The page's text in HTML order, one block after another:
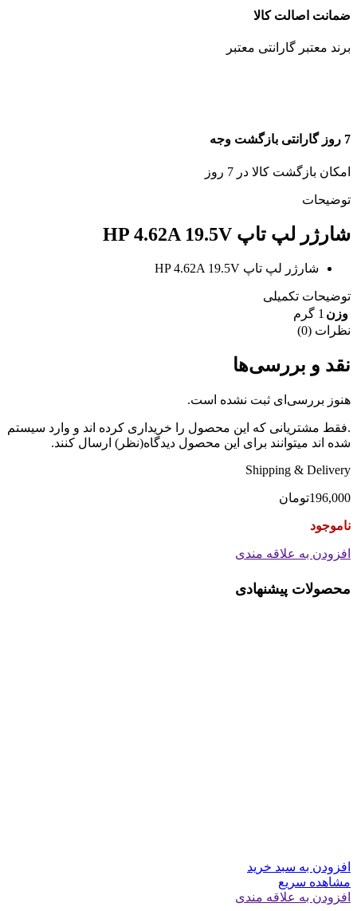
ضمانت اصالت کالا
برند معتبر گارانتی معتبر
7 روز گارانتی بازگشت وجه
امکان بازگشت کالا در 7 روز
توضیحات
شارژر لپ تاپ HP 4.62A 19.5V
شارژر لپ تاپ HP 4.62A 19.5V
توضیحات تکمیلی
وزن 1 گرم
نظرات (0)
نقد و بررسی‌ها
هنوز بررسی‌ای ثبت نشده است.
.فقط مشتریانی که این محصول را خریداری کرده اند و وارد سیستم
شده اند میتوانند برای این محصول دیدگاه(نظر) ارسال کنند.
Shipping & Delivery
196,000تومان
ناموجود
افزودن به علاقه مندی
محصولات پیشنهادی
افزودن به سبد خرید
مشاهده سریع
افزودن به علاقه مندی